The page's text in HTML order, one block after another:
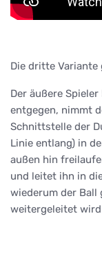
Die dritte
Der äußere
entgegen, nimmt
Schnittstelle der
Linie entlang) in
außen hin
und leitet ihn in
wiederum der Ball
weitergeleitet